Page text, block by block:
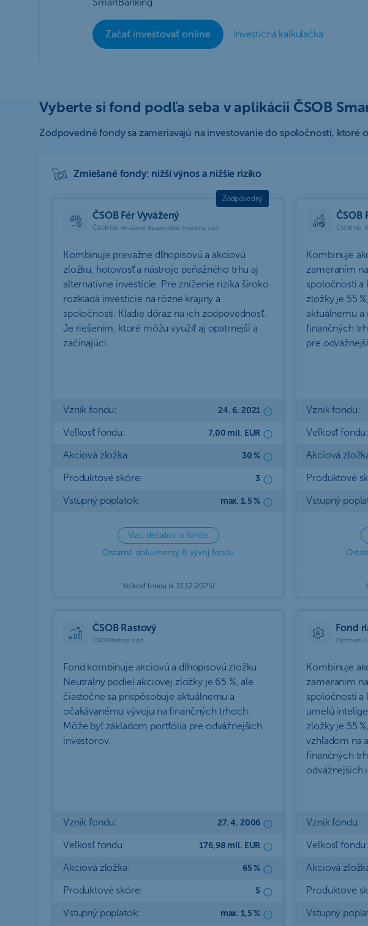
Začať investovať online Investičná kalkulačka
Vyberte si fond podľa seba v aplikácii ČSOB
Zodpovedné fondy sa zameriavajú na investovanie do spoločností,
Zmiešané fondy: nižší výnos a nižšie riziko
ČSOB Fér Vyvážený
ČSOB Fér Vyvážený Responsible Investing o.p.f.
Kombinuje prevažne dlhopisovú a akciovú
zložku, hotovosť a nástroje peňažného trhu aj
alternatívne investície. Pre zníženie rizika široko
rozkladá investície na rôzne krajiny a
spoločnosti. Kladie dôraz na ich zodpovednosť.
Je riešením, ktoré môžu využiť aj opatrnejší a
začínajúci.
Vznik fondu: 24. 6. 2021
Veľkosť fondu: 7,00 mil. EUR
Akciová zložka: 30 %
Produktové skóre: 3
Vstupný poplatok: max. 1,5 %
Viac detailov o fonde
Ostatné dokumenty & vývoj fondu
Veľkosť fondu (k 31.12.2025)
ČSOB
ČSOB Fér
Kombinuje
zameraním
spoločnosti a
zložky je 55
aktuálnemu a
finančných
pre
Vznik fondu:
Veľkosť fondu:
Akciová
Produktové
Vstupný
ČSOB Rastový
ČSOB Rastový o.p.f.
Fond kombinuje akciovú a dlhopisovú zložku.
Neutrálny podiel akciovej zložky je 65 %, ale
čiastočne sa prispôsobuje aktuálnemu a
očakávanému vývoju na finančných trhoch.
Môže byť základom portfólia pre odvážnejších
investorov.
Vznik fondu: 27. 4. 2006
Veľkosť fondu: 176,98 mil. EUR
Akciová zložka: 65 %
Produktové skóre: 5
Vstupný poplatok: max. 1,5 %
Fond
Optimum
Kombinuje
zameraním
spoločnosti a
umelú
zložky je 55
vzhľadom na
finančných
odvážnejších
Vznik fondu:
Veľkosť fondu:
Akciová
Produktové
Vstupný